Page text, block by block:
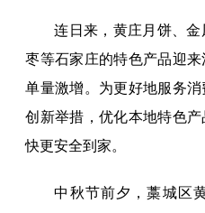
连日来，黄庄月饼、
枣等石家庄的特色产品迎
单量激增。为更好地服务
创新举措，优化本地特色
快更安全到家。
中秋节前夕，藁城区